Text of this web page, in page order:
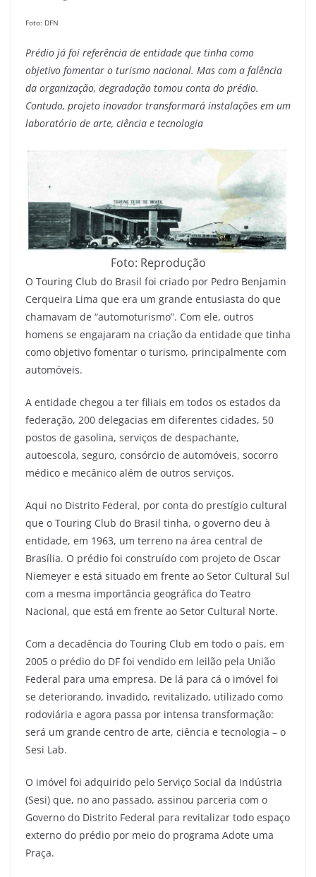
Foto: DFN
Prédio já foi referência de entidade que tinha como
objetivo fomentar o turismo nacional. Mas com a falência
da organização, degradação tomou conta do prédio.
Contudo, projeto inovador transformará instalações em um
laboratório de arte, ciência e tecnologia
Foto: Reprodução
O Touring Club do Brasil foi criado por Pedro Benjamin
Cerqueira Lima que era um grande entusiasta do que
chamavam de “automoturismo”. Com ele, outros
homens se engajaram na criação da entidade que tinha
como objetivo fomentar o turismo, principalmente com
automóveis.
A entidade chegou a ter filiais em todos os estados da
federação, 200 delegacias em diferentes cidades, 50
postos de gasolina, serviços de despachante,
autoescola, seguro, consórcio de automóveis, socorro
médico e mecânico além de outros serviços.
Aqui no Distrito Federal, por conta do prestígio cultural
que o Touring Club do Brasil tinha, o governo deu à
entidade, em 1963, um terreno na área central de
Brasília. O prédio foi construído com projeto de Oscar
Niemeyer e está situado em frente ao Setor Cultural Sul
com a mesma importância geográfica do Teatro
Nacional, que está em frente ao Setor Cultural Norte.
Com a decadência do Touring Club em todo o país, em
2005 o prédio do DF foi vendido em leilão pela União
Federal para uma empresa. De lá para cá o imóvel foi
se deteriorando, invadido, revitalizado, utilizado como
rodoviária e agora passa por intensa transformação:
será um grande centro de arte, ciência e tecnologia – o
Sesi Lab.
O imóvel foi adquirido pelo Serviço Social da Indústria
(Sesi) que, no ano passado, assinou parceria com o
Governo do Distrito Federal para revitalizar todo espaço
externo do prédio por meio do programa Adote uma
Praça.